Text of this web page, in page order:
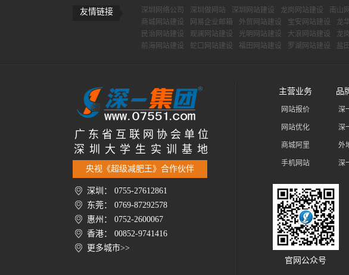
友情链接 深圳网络公司 深圳做网站 深圳网站建设 龙岗网站建设 南山
商城网站建设
网易企业邮箱 外贸网站建设 宝安网站建设 龙
民治网站建设
观澜网站建设 光明网站建设 大浪网站建设 龙
前海网站建设
蛇口网站建设 福田网站建设 罗湖网站建设 盐
广 东 省 互 联 网 协 会 单 位
深 圳 大 学 生 实 训 基 地
央视《超级减肥王》合作伙伴
深圳： 0755-27612861
东莞： 0769-87292578
惠州： 0752-2600067
香港： 00852-9741416
更多城市>>
主营业务
网站报价
网站优化
商城阿里
手机网站
品
深
深
外
深
官网公众号